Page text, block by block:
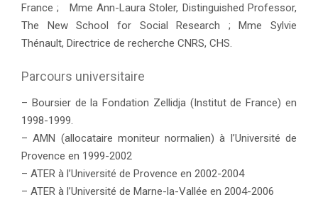
France ; Mme Ann-Laura Stoler, Distinguished Professor,
The New School for Social Research ; Mme Sylvie
Thénault, Directrice de recherche CNRS, CHS.
Parcours universitaire
– Boursier de la Fondation Zellidja (Institut de France) en
1998-1999.
– AMN (allocataire moniteur normalien) à l’Université de
Provence en 1999-2002
– ATER à l’Université de Provence en 2002-2004
– ATER à l’Université de Marne-la-Vallée en 2004-2006